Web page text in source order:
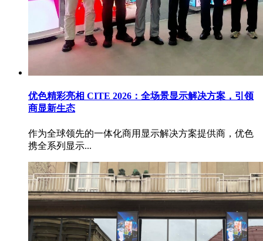
优色精彩亮相 CITE 2026：全场景显示解决方案，引领
商显新生态
作为全球领先的一体化商用显示解决方案提供商，优色
携全系列显示...